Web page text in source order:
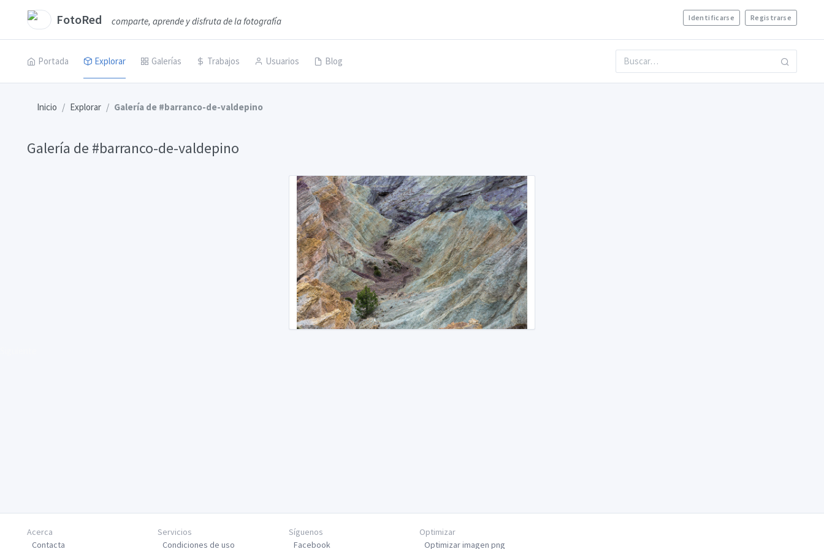
FotoRed comparte, aprende y disfruta de la fotografía Identificarse Registrarse
Portada Explorar Galerías Trabajos Usuarios Blog
Inicio Explorar Galería de #barranco-de-valdepino
Galería de #barranco-de-valdepino
Acerca
Contacta
Servicios
Condiciones de uso
Síguenos
Facebook
Optimizar
Optimizar imagen png